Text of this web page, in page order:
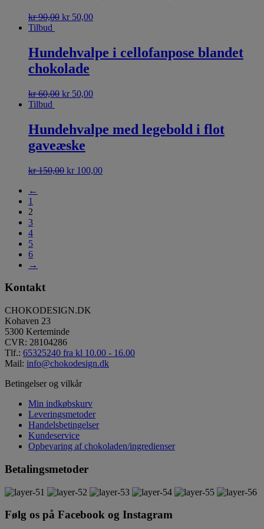
kr90,00 kr 50,00
Tilbud
Hundehvalpe i cellofanpose blandet
chokolade
kr60,00 kr 50,00
Tilbud
Hundehvalpe med legebold i flot
gaveæske
kr150,00 kr 100,00
←
1
2
3
4
5
6
→
Kontakt
CHOKODESIGN.DK
Kohaven 23
5300 Kerteminde
CVR: 28104286
Tlf.: 65325240 fra kl 10.00 - 16.00
Mail: info@chokodesign.dk
Betingelser og vilkår
Min indkøbskurv
Leveringsmetoder
Handelsbetingelser
Kundeservice
Opbevaring af chokoladen/ingredienser
Betalingsmetoder
Følg os på Facebook og Instagram